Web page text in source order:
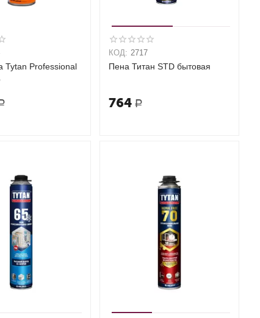
Tytan Professional
КОД: 2717
Пена Титан STD бытовая
764 Р